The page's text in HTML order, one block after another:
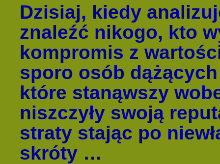
Dzisiaj, kiedy
znaleźć nikogo, kto
kompromis z
sporo osób
które stanąwszy
niszczyły swoją
straty stając po
skróty …